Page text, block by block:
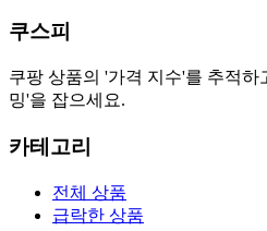
쿠스피
쿠팡 상품의 '가격 지수'를 추적하
밍'을 잡으세요.
카테고리
전체 상품
급락한 상품